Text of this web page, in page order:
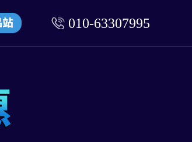
010-63307995